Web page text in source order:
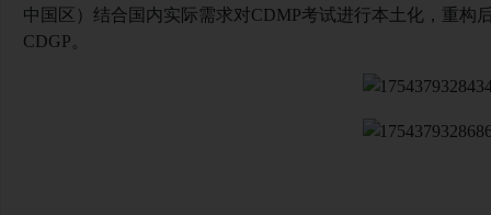
中国区）结合国内实际需求对CDMP考试进行本土化，重构
CDGP。